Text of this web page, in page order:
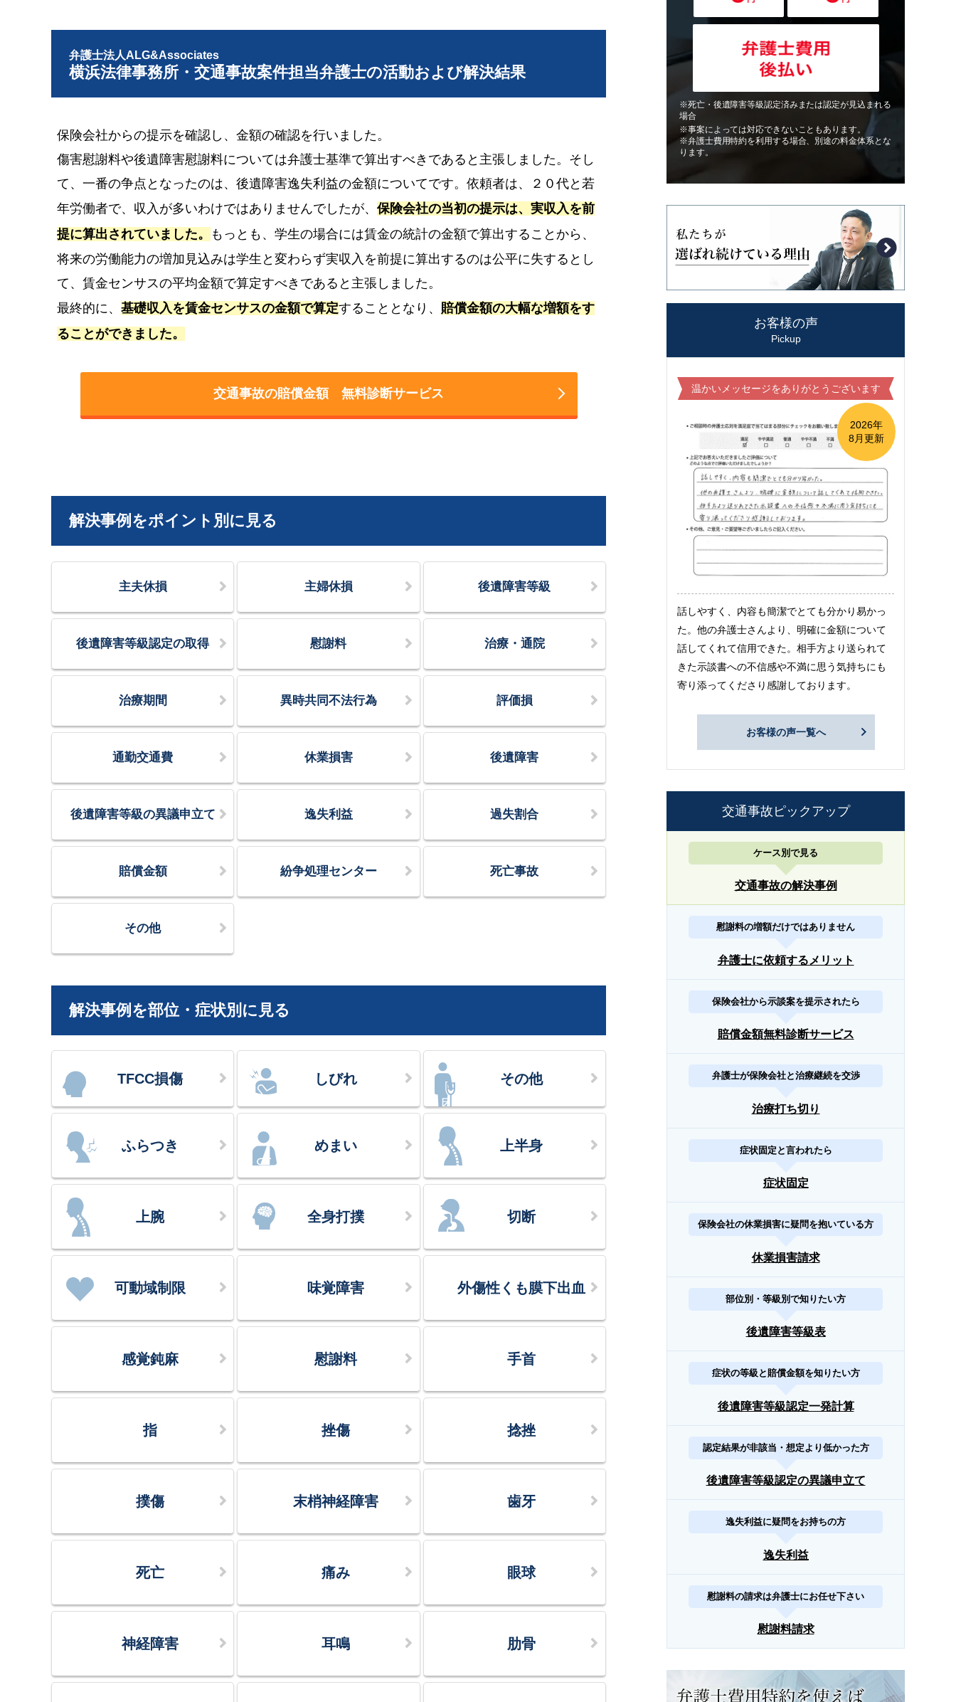
弁護士法人ALG&Associates
横浜法律事務所・交通事故案件担当弁護士の活動および解決結果
保険会社からの提示を確認し、金額の確認を行いました。
傷害慰謝料や後遺障害慰謝料については弁護士基準で算出すべきであると主張しました。そし
て、一番の争点となったのは、後遺障害逸失利益の金額についてです。依頼者は、２０代と若
年労働者で、収入が多いわけではありませんでしたが、 保険会社の当初の提示は、実収入を前
提に算出されていました。
もっとも、学生の場合には賃金の統計の金額で算出することから、
将来の労働能力の増加見込みは学生と変わらず実収入を前提に算出するのは公平に失するとし
て、賃金センサスの平均金額で算定すべきであると主張しました。
最終的に、 基礎収入を賃金センサスの金額で算定することとなり、 賠償金額の大幅な増額をす
ることができました。
交通事故の賠償金額 無料診断サービス
解決事例をポイント別に見る
主夫休損 主婦休損 後遺障害等級
後遺障害等級認定の取得 慰謝料 治療・通院
治療期間 異時共同不法行為 評価損
通勤交通費 休業損害 後遺障害
後遺障害等級の異議申立て 逸失利益 過失割合
賠償金額 紛争処理センター 死亡事故
その他
解決事例を部位・症状別に見る
TFCC損傷 しびれ その他
ふらつき めまい 上半身
上腕 全身打撲 切断
可動域制限 味覚障害 外傷性くも膜下出血
感覚鈍麻 慰謝料 手首
指 挫傷 捻挫
撲傷 末梢神経障害 歯牙
死亡 痛み 眼球
神経障害 耳鳴 肋骨
※死亡・後遺障害等級認定済みまたは認定が見込まれる
場合
※事案によっては対応できないこともあります。
※弁護士費用特約を利用する場合、別途の料金体系とな
ります。
お客様の声
Pickup
温かいメッセージをありがとうございます
2026年
8月更新
話しやすく、内容も簡潔でとても分かり易かっ
た。他の弁護士さんより、明確に金額について
話してくれて信用できた。相手方より送られて
きた示談書への不信感や不満に思う気持ちにも
寄り添ってくださり感謝しております。
お客様の声一覧へ
交通事故ピックアップ
ケース別で見る
交通事故の解決事例
慰謝料の増額だけではありません
弁護士に依頼するメリット
保険会社から示談案を提示されたら
賠償金額無料診断サービス
弁護士が保険会社と治療継続を交渉
治療打ち切り
症状固定と言われたら
症状固定
保険会社の休業損害に疑問を抱いている方
休業損害請求
部位別・等級別で知りたい方
後遺障害等級表
症状の等級と賠償金額を知りたい方
後遺障害等級認定一発計算
認定結果が非該当・想定より低かった方
後遺障害等級認定の異議申立て
逸失利益に疑問をお持ちの方
逸失利益
慰謝料の請求は弁護士にお任せ下さい
慰謝料請求